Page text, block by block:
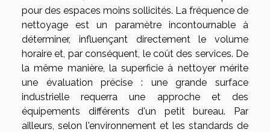
pour des espaces moins sollicités. La fréquence de
nettoyage est un paramètre incontournable à
déterminer, influençant directement le volume
horaire et, par conséquent, le coût des services. De
la même manière, la superficie à nettoyer mérite
une évaluation précise : une grande surface
industrielle requerra une approche et des
équipements différents d'un petit bureau. Par
ailleurs, selon l'environnement et les standards de